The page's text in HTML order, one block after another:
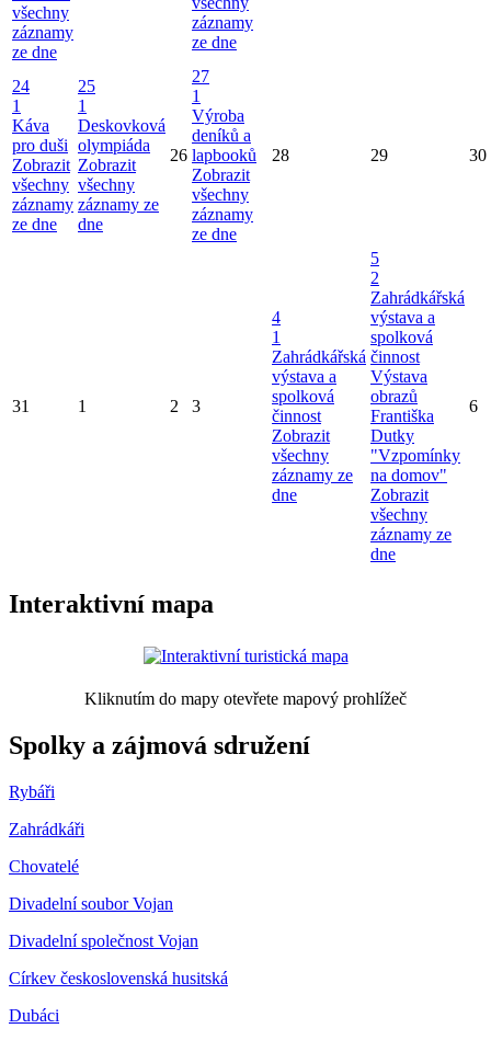
všechny
záznamy
ze dne
záznamy
ze dne
24
1
Káva
pro duši
Zobrazit
všechny
záznamy
ze dne
25
1
Deskovková
olympiáda
Zobrazit
všechny
záznamy ze
dne
26
27
1
Výroba
deníků a
lapbooků
Zobrazit
všechny
záznamy
ze dne
28 29 30
31 1 2 3
4
1
Zahrádkářská
výstava a
spolková
činnost
Zobrazit
všechny
záznamy ze
dne
5
2
Zahrádkářská
výstava a
spolková
činnost
Výstava
obrazů
Františka
Dutky
"Vzpomínky
na domov"
Zobrazit
všechny
záznamy ze
dne
6
Interaktivní mapa
Kliknutím do mapy otevřete mapový prohlížeč
Spolky a zájmová sdružení
Rybáři
Zahrádkáři
Chovatelé
Divadelní soubor Vojan
Divadelní společnost Vojan
Církev československá husitská
Dubáci